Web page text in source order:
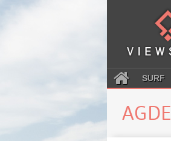
SURF
AGDE